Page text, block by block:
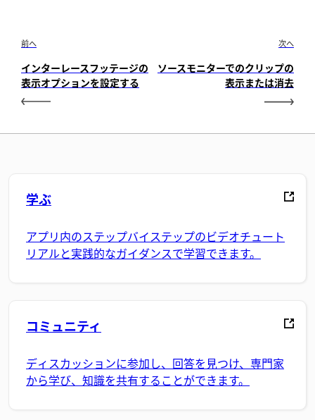
前へ
インターレースフッテージの
表示オプションを設定する
次へ
ソースモニターでのクリップの
表示または消去
学ぶ
アプリ内のステップバイステップのビデオチュート
リアルと実践的なガイダンスで学習できます。
コミュニティ
ディスカッションに参加し、回答を見つけ、専門家
から学び、知識を共有することができます。